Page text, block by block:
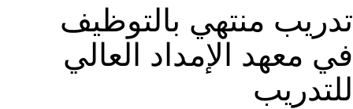
تدريب منتهي بالتوظيف
في معهد الإمداد العالي
للتدريب